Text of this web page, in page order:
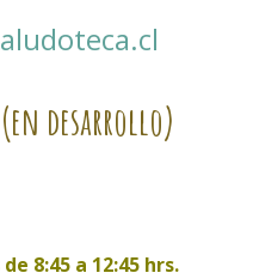
desarrollo)
de 8:45 a 12:45 hrs.